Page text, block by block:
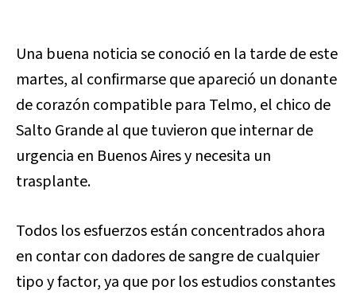
Una buena noticia se conoció en la tarde de este
martes, al confirmarse que apareció un donante
de corazón compatible para Telmo, el chico de
Salto Grande al que tuvieron que internar de
urgencia en Buenos Aires y necesita un
trasplante.
Todos los esfuerzos están concentrados ahora
en contar con dadores de sangre de cualquier
tipo y factor, ya que por los estudios constantes